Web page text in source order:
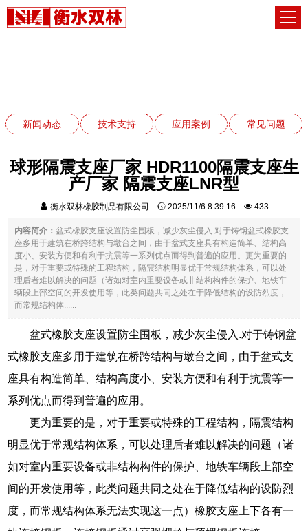
新闻动态 技术支持 应用案例 常见问题
球形隔震支座厂家 HDR1100隔震支座生
产厂家 隔震支座LNR型
衡水双林橡胶制品有限公司 2025/11/6 8:39:16 433
内容简介：盆式橡胶支座设置防尘围板，减少灰尘侵入.对于铸钢盆式橡胶支
座多用于建筑在桥跨结构与墩台之间，由于盆式支座具有构造简单、结构高
度小、安装方便和有利于抗震等一系列优点而得到普遍的应用。更为重要的
是，对于重要或特殊的工程结构，隔震结构明显优于常规结构体系，可以处
理后者难以解决的问题（诸如对室内重要设备或非结构构件的保护、地铁车
辆段上部空间的开发使用等，此类问题共同之处在于降低结构的设防烈度，
而常规结构体......
盆式橡胶支座设置防尘围板，减少灰尘侵入.对于铸钢盆
式橡胶支座多用于建筑在桥跨结构与墩台之间，由于盆式支
座具有构造简单、结构高度小、安装方便和有利于抗震等一
系列优点而得到普遍的应用。
更为重要的是，对于重要或特殊的工程结构，隔震结构
明显优于常规结构体系，可以处理后者难以解决的问题（诸
如对室内重要设备或非结构构件的保护、地铁车辆段上部空
间的开发使用等，此类问题共同之处在于降低结构的设防烈
度，而常规结构体系无法实现这一点）橡胶支座上下各有一